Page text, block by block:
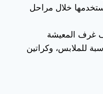
خلال مراحل
غرف المعيشة
للملابس، وكراتين